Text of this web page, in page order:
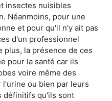
insectes nuisibles
Néanmoins, pour une
et pour qu'il n'y ait pas
d'un professionnel
plus, la présence de ces
pour la santé car ils
voire même des
l'urine ou bien par leurs
définitifs qu'ils sont